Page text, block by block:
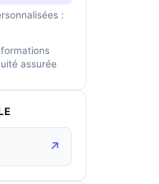
:
assurée
↗